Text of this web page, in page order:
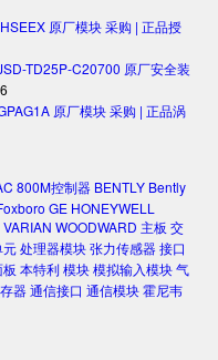
原厂模块 采购 | 正品授
TD25P-C20700 原厂安全装
原厂模块 采购 | 正品涡
800M控制器 BENTLY Bently
GE HONEYWELL
VARIAN WOODWARD 主板 交
元处理器模块张力传感器接口
本特利模块模拟输入模块气
器通信接口 通信模块霍尼韦